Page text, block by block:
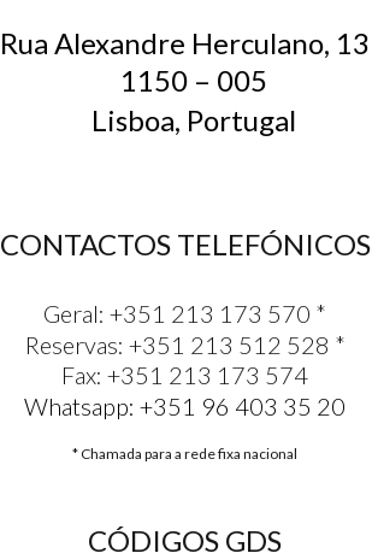
Rua Alexandre Herculano, 13
1150 – 005
Lisboa, Portugal
CONTACTOS TELEFÓNICOS
Geral: +351 213 173 570 *
Reservas: +351 213 512 528 *
Fax: +351 213 173 574
Whatsapp: +351 96 403 35 20
* Chamada para a rede fixa nacional
CÓDIGOS GDS